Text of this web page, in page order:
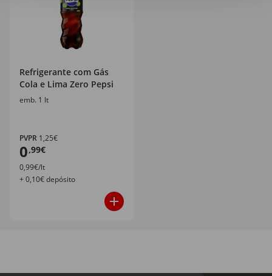
Refrigerante com Gás
Cola e Lima Zero Pepsi
emb. 1 lt
PVPR 1,25€
0,99€
0,99€/lt
+ 0,10€ depósito